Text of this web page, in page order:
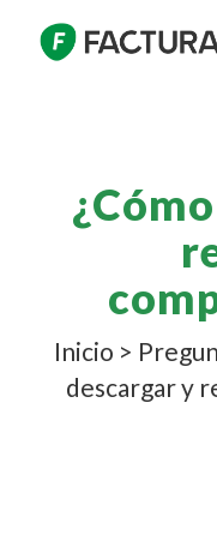
Inicio >
descargar y